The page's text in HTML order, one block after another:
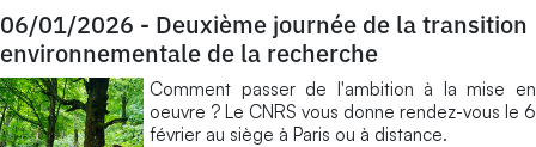
06/01/2026 - Deuxième journée de la transition
environnementale de la recherche
​Comment passer de l'ambition à la mise en
oeuvre ? Le CNRS vous donne rendez-vous le 6
février au siège à Paris ou à distance.